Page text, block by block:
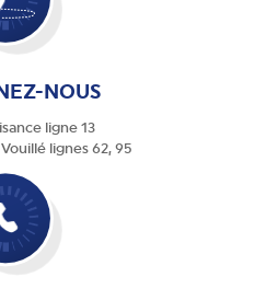
NOUS
ligne 13
lignes 62, 95